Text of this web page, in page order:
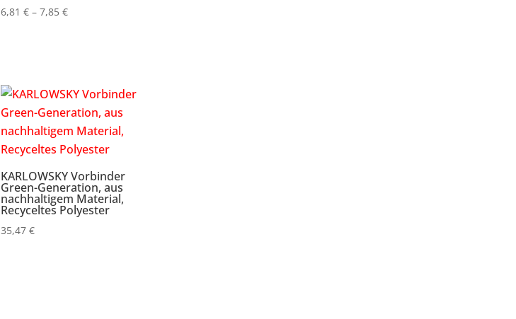
6,81€ –7,85€Preisspanne:
KARLOWSKY Vorbinder
Green-Generation, aus
nachhaltigem Material,
Recyceltes Polyester
35,47€